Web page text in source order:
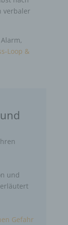
verbaler
Loop &
und
Gefahr